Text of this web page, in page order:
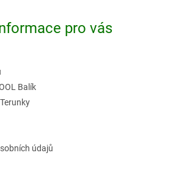
r
s
pro vás
Balík
údajů